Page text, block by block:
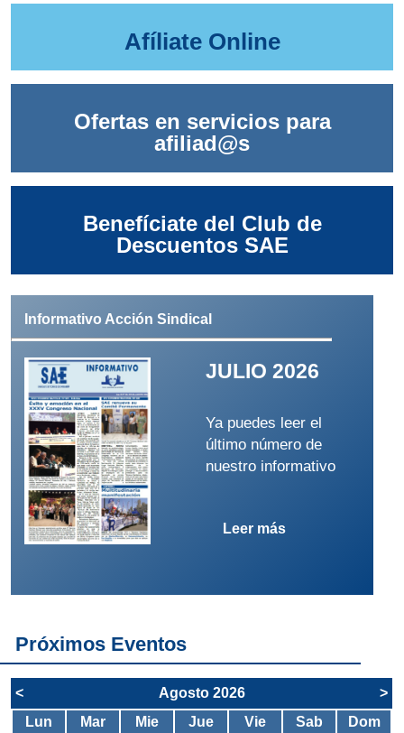
Afíliate Online
Ofertas en servicios para
afiliad@s
Benefíciate del Club de
Descuentos SAE
Informativo Acción Sindical
JULIO 2026
Ya puedes leer el
último número de
nuestro informativo
Leer más
Próximos Eventos
< Agosto 2026
>
Lun
Mar Mie Jue Vie Sab Dom